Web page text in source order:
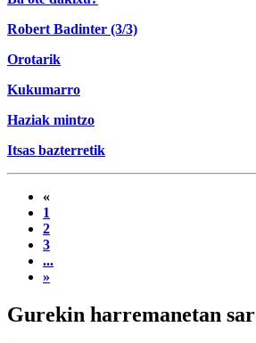
Robert Badinter (3/3)
Orotarik
Kukumarro
Haziak mintzo
Itsas bazterretik
«
1
2
3
...
»
Gurekin harremanetan sar